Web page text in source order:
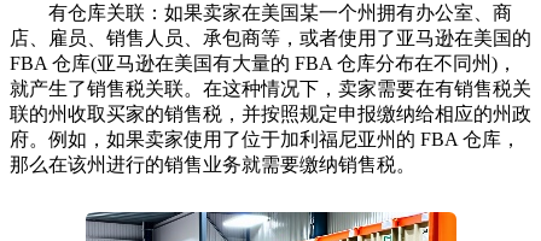
有仓库关联：如果卖家在美国某一个州拥有办公室、商
店、雇员、销售人员、承包商等，或者使用了亚马逊在美国的
FBA 仓库(亚马逊在美国有大量的 FBA 仓库分布在不同州)，
就产生了销售税关联。在这种情况下，卖家需要在有销售税关
联的州收取买家的销售税，并按照规定申报缴纳给相应的州政
府。例如，如果卖家使用了位于加利福尼亚州的 FBA 仓库，
那么在该州进行的销售业务就需要缴纳销售税。